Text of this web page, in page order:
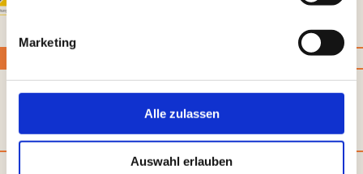
Marketing
Alle zulassen
Auswahl erlauben